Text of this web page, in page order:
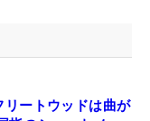
リートウッドは曲が